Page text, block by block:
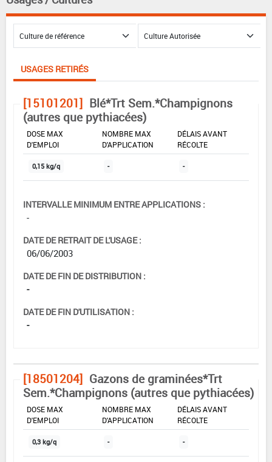
USAGES RETIRÉS
[15101201] Blé*Trt Sem.*Champignons
(autres que pythiacées)
DOSE MAX
D'EMPLOI
NOMBRE MAX
D'APPLICATION
DÉLAIS AVANT
RÉCOLTE
0,15 kg/q - -
INTERVALLE MINIMUM ENTRE APPLICATIONS :
-
DATE DE RETRAIT DE L'USAGE :
06/06/2003
DATE DE FIN DE DISTRIBUTION :
-
DATE DE FIN D'UTILISATION :
-
[18501204] Gazons de graminées*Trt
Sem.*Champignons (autres que pythiacées)
DOSE MAX
D'EMPLOI
NOMBRE MAX
D'APPLICATION
DÉLAIS AVANT
RÉCOLTE
0,3 kg/q - -